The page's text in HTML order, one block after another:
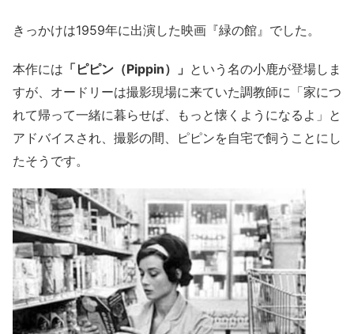
きっかけは1959年に出演した映画『緑の館』でした。
本作には 「ピピン（Pippin）」 という名の小鹿が登場しま
すが、オードリーは撮影現場に来ていた調教師に「家につ
れて帰って一緒に暮らせば、もっと懐くようになるよ」と
アドバイスされ、撮影の間、ピピンを自宅で飼うことにし
たそうです。